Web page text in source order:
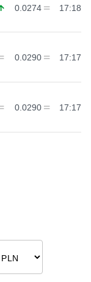
0.0274 17:18
0.0290 17:17
0.0290 17:17